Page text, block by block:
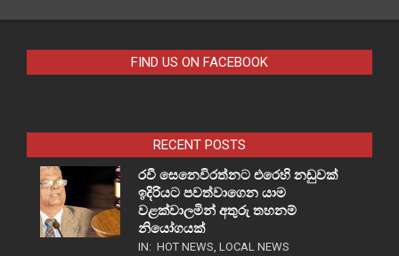
FIND US ON FACEBOOK
RECENT POSTS
රවී සෙනෙවිරත්නට එරෙහි නඩුවක්
ඉදිරියට පවත්වාගෙන යාම
වළක්වාලමින් අතුරු තහනම්
නියෝගයක්
IN: HOT NEWS LOCAL NEWS